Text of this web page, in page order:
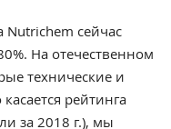
Nutrichem сейчас
На отечественном
технические и
рейтинга
за 2018 г.), мы